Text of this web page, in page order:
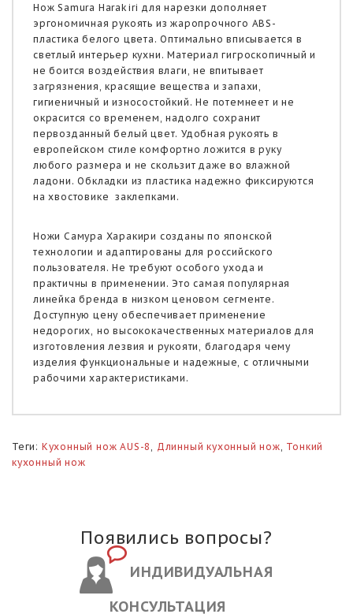
Нож Samura Harakiri для нарезки дополняет
эргономичная рукоять из жаропрочного ABS-
пластика белого цвета. Оптимально вписывается в
светлый интерьер кухни. Материал гигроскопичный и
не боится воздействия влаги, не впитывает
загрязнения, красящие вещества и запахи,
гигиеничный и износостойкий. Не потемнеет и не
окрасится со временем, надолго сохранит
первозданный белый цвет. Удобная рукоять в
европейском стиле комфортно ложится в руку
любого размера и не скользит даже во влажной
ладони. Обкладки из пластика надежно фиксируются
на хвостовике заклепками.
Ножи Самура Харакири созданы по японской
технологии и адаптированы для российского
пользователя. Не требуют особого ухода и
практичны в применении. Это самая популярная
линейка бренда в низком ценовом сегменте.
Доступную цену обеспечивает применение
недорогих, но высококачественных материалов для
изготовления лезвия и рукояти, благодаря чему
изделия функциональные и надежные, с отличными
рабочими характеристиками.
Теги: Кухонный нож AUS-8 Длинный кухонный нож Тонкий
кухонный нож
Появились вопросы?
ИНДИВИДУАЛЬНАЯ
КОНСУЛЬТАЦИЯ